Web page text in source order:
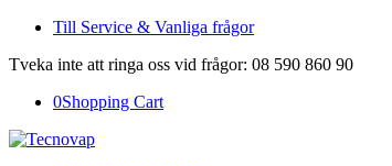
Till Service & Vanliga frågor
Tveka inte att ringa oss vid frågor: 08 590 860 90
0Shopping Cart